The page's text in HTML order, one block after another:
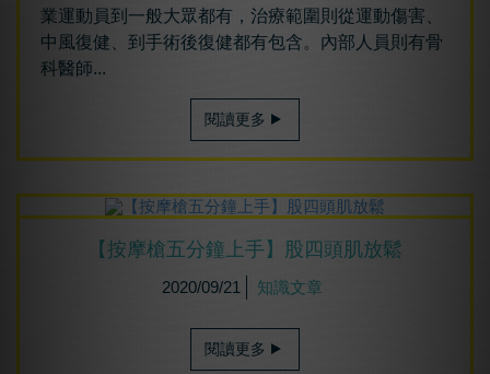
業運動員到一般大眾都有，治療範圍則從運動傷害、
中風復健、到手術後復健都有包含。內部人員則有骨
科醫師...
閱讀更多
【按摩槍五分鐘上手】股四頭肌放鬆
2020/09/21 知識文章
閱讀更多